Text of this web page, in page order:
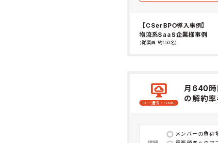
【CSerBPO導入事例】
物流系SaaS企業様事例
(従業員 約150名)
desktop_cloud
IT・通信・SaaS
月640時
の解約率
メンバーの負荷